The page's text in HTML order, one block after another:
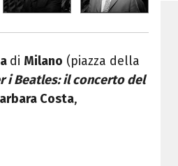
di Milano (piazza della
iBeatles: il concerto del
Costa,